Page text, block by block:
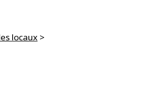
locaux >